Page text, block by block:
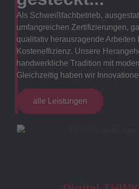
Als Schweißfachbetrieb,
umfangreichen Zertifizierungen,
qualitativ herausragende
Kosteneffizienz. Unsere
handwerkliche Tradition mit
Gleichzeitig haben wir
alle Leistungen